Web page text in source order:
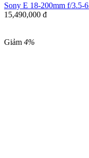
Sony E 18-200mm f/3.5-
15,490,000 đ
Giảm 4%